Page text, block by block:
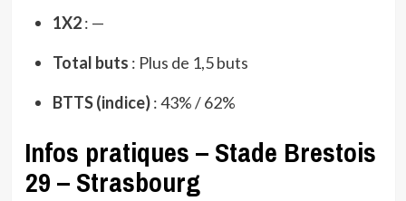
1X2: —
Total buts : Plus de 1,5 buts
BTTS (indice): 43% / 62%
Infos pratiques – Stade Brestois
29 – Strasbourg